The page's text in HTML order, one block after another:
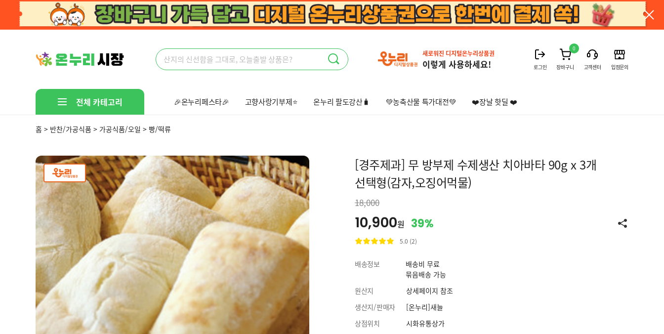
새로워진 디지털온누리상품권
이렇게 사용하세요! 로그인
0
장바구니 고객센터 입점문의
전체 카테고리
선착순 핫딜
🎉온누리페스타🎉 고향사랑기부제⭐ 온누리 팔도강산🧳 💚농축산물 특가대전💚 ❤️장날 핫딜 ❤️
홈 > 반찬/가공식품 > 가공식품/오일 > 빵/떡류
[경주제과] 무 방부제 수제생산 치아바타 90g x 3개
선택형(감자,오징어먹물)
18,000
10,900원 39%
5.0 (2)
배송정보
배송비 무료
묶음배송 가능
원산지
상세페이지 참조
생산지/판매자
[온누리]새늘
상점위치
시화유통상가